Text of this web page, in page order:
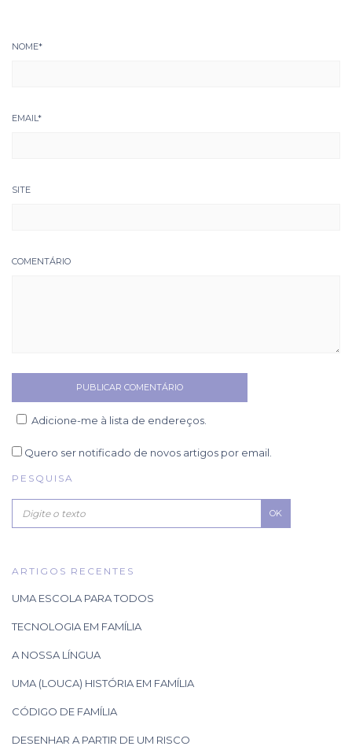
NOME*
EMAIL*
SITE
COMENTÁRIO
Adicione-me à lista de endereços.
Quero ser notificado de novos artigos por email.
PESQUISA
OK
ARTIGOS RECENTES
UMA ESCOLA PARA TODOS
TECNOLOGIA EM FAMÍLIA
A NOSSA LÍNGUA
UMA (LOUCA) HISTÓRIA EM FAMÍLIA
CÓDIGO DE FAMÍLIA
DESENHAR A PARTIR DE UM RISCO